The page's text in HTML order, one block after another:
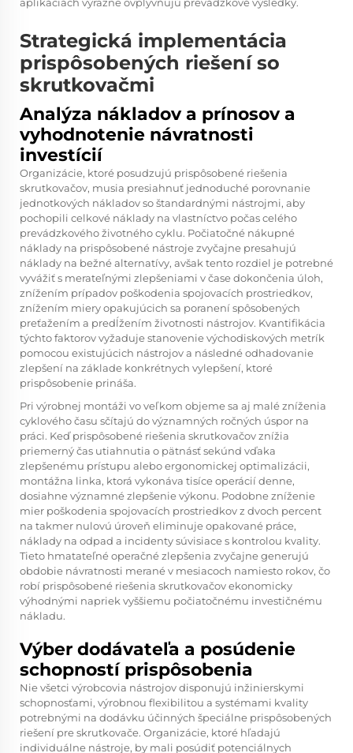
Strategická implementácia
prispôsobených riešení so
skrutkovačmi
Analýza nákladov a prínosov a
vyhodnotenie návratnosti
investícií
Organizácie, ktoré posudzujú prispôsobené riešenia
skrutkovačov, musia presiahnuť jednoduché porovnanie
jednotkových nákladov so štandardnými nástrojmi, aby
pochopili celkové náklady na vlastníctvo počas celého
prevádzkového životného cyklu. Počiatočné nákupné
náklady na prispôsobené nástroje zvyčajne presahujú
náklady na bežné alternatívy, avšak tento rozdiel je potrebné
vyvážiť s merateľnými zlepšeniami v čase dokončenia úloh,
znížením prípadov poškodenia spojovacích prostriedkov,
znížením miery opakujúcich sa poranení spôsobených
preťažením a predĺžením životnosti nástrojov. Kvantifikácia
týchto faktorov vyžaduje stanovenie východiskových metrík
pomocou existujúcich nástrojov a následné odhadovanie
zlepšení na základe konkrétnych vylepšení, ktoré
prispôsobenie prináša.
Pri výrobnej montáži vo veľkom objeme sa aj malé zníženia
cyklového času sčítajú do významných ročných úspor na
práci. Keď prispôsobené riešenia skrutkovačov znížia
priemerný čas utiahnutia o pätnásť sekúnd vďaka
zlepšenému prístupu alebo ergonomickej optimalizácii,
montážna linka, ktorá vykonáva tisíce operácií denne,
dosiahne významné zlepšenie výkonu. Podobne zníženie
mier poškodenia spojovacích prostriedkov z dvoch percent
na takmer nulovú úroveň eliminuje opakované práce,
náklady na odpad a incidenty súvisiace s kontrolou kvality.
Tieto hmatateľné operačné zlepšenia zvyčajne generujú
obdobie návratnosti merané v mesiacoch namiesto rokov, čo
robí prispôsobené riešenia skrutkovačov ekonomicky
výhodnými napriek vyššiemu počiatočnému investičnému
nákladu.
Výber dodávateľa a posúdenie
schopností prispôsobenia
Nie všetci výrobcovia nástrojov disponujú inžinierskymi
schopnosťami, výrobnou flexibilitou a systémami kvality
potrebnými na dodávku účinných špeciálne prispôsobených
riešení pre skrutkovače. Organizácie, ktoré hľadajú
individuálne nástroje, by mali posúdiť potenciálnych